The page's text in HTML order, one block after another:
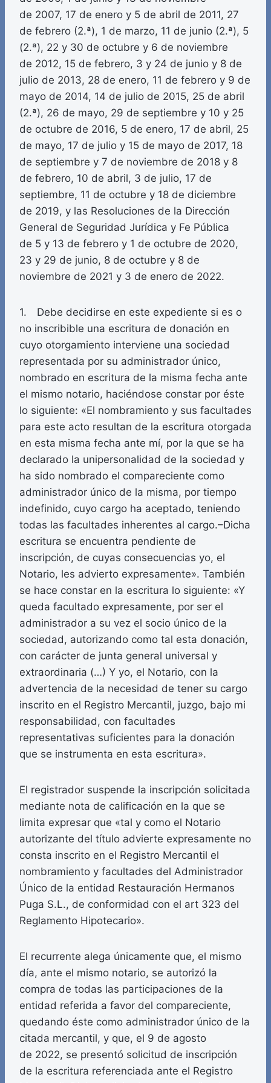
de 2007, 17 de enero y 5 de abril de 2011, 27
de febrero (2.ª), 1 de marzo, 11 de junio (2.ª), 5
(2.ª), 22 y 30 de octubre y 6 de noviembre
de 2012, 15 de febrero, 3 y 24 de junio y 8 de
julio de 2013, 28 de enero, 11 de febrero y 9 de
mayo de 2014, 14 de julio de 2015, 25 de abril
(2.ª), 26 de mayo, 29 de septiembre y 10 y 25
de octubre de 2016, 5 de enero, 17 de abril, 25
de mayo, 17 de julio y 15 de mayo de 2017, 18
de septiembre y 7 de noviembre de 2018 y 8
de febrero, 10 de abril, 3 de julio, 17 de
septiembre, 11 de octubre y 18 de diciembre
de 2019, y las Resoluciones de la Dirección
General de Seguridad Jurídica y Fe Pública
de 5 y 13 de febrero y 1 de octubre de 2020,
23 y 29 de junio, 8 de octubre y 8 de
noviembre de 2021 y 3 de enero de 2022.
1. Debe decidirse en este expediente si es o
no inscribible una escritura de donación en
cuyo otorgamiento interviene una sociedad
representada por su administrador único,
nombrado en escritura de la misma fecha ante
el mismo notario, haciéndose constar por éste
lo siguiente: «El nombramiento y sus facultades
para este acto resultan de la escritura otorgada
en esta misma fecha ante mí, por la que se ha
declarado la unipersonalidad de la sociedad y
ha sido nombrado el compareciente como
administrador único de la misma, por tiempo
indefinido, cuyo cargo ha aceptado, teniendo
todas las facultades inherentes al cargo.–Dicha
escritura se encuentra pendiente de
inscripción, de cuyas consecuencias yo, el
Notario, les advierto expresamente». También
se hace constar en la escritura lo siguiente: «Y
queda facultado expresamente, por ser el
administrador a su vez el socio único de la
sociedad, autorizando como tal esta donación,
con carácter de junta general universal y
extraordinaria (…) Y yo, el Notario, con la
advertencia de la necesidad de tener su cargo
inscrito en el Registro Mercantil, juzgo, bajo mi
responsabilidad, con facultades
representativas suficientes para la donación
que se instrumenta en esta escritura».
El registrador suspende la inscripción solicitada
mediante nota de calificación en la que se
limita expresar que «tal y como el Notario
autorizante del título advierte expresamente no
consta inscrito en el Registro Mercantil el
nombramiento y facultades del Administrador
Único de la entidad Restauración Hermanos
Puga S.L., de conformidad con el art 323 del
Reglamento Hipotecario».
El recurrente alega únicamente que, el mismo
día, ante el mismo notario, se autorizó la
compra de todas las participaciones de la
entidad referida a favor del compareciente,
quedando éste como administrador único de la
citada mercantil, y que, el 9 de agosto
de 2022, se presentó solicitud de inscripción
de la escritura referenciada ante el Registro